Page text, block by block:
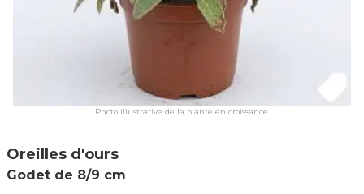
Photo illustrative de la plante en croissance
Oreilles d'ours
Godet de 8/9 cm